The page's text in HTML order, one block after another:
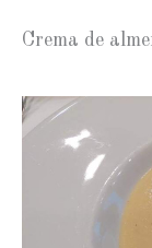
Crema de